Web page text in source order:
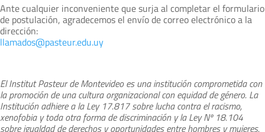
Ante cualquier inconveniente que surja al completar el formulario
de postulación, agradecemos el envío de correo electrónico a la
dirección:
llamados@pasteur.edu.uy
El Institut Pasteur de Montevideo es una institución comprometida con
la promoción de una cultura organizacional con equidad de género. La
Institución adhiere a la Ley 17.817 sobre lucha contra el racismo,
xenofobia y toda otra forma de discriminación y la Ley Nº 18.104
sobre igualdad de derechos y oportunidades entre hombres y mujeres.